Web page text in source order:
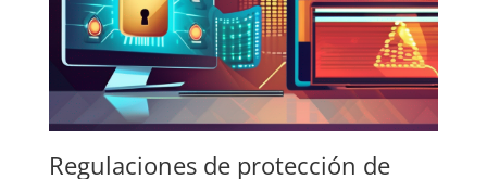
Regulaciones de protección de